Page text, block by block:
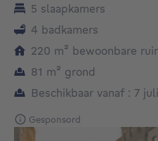
5 slaapkamers
4 badkamers
220 m² vierkante
bewoonbare
81 m² vierkante meters
grond
Beschikbaar vanaf : 7
Gesponsord